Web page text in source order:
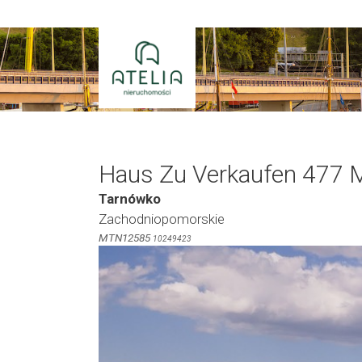
Inhalt
springen
Haus Zu Verkaufen 477
Tarnówko
Zachodniopomorskie
MTN12585 10249423